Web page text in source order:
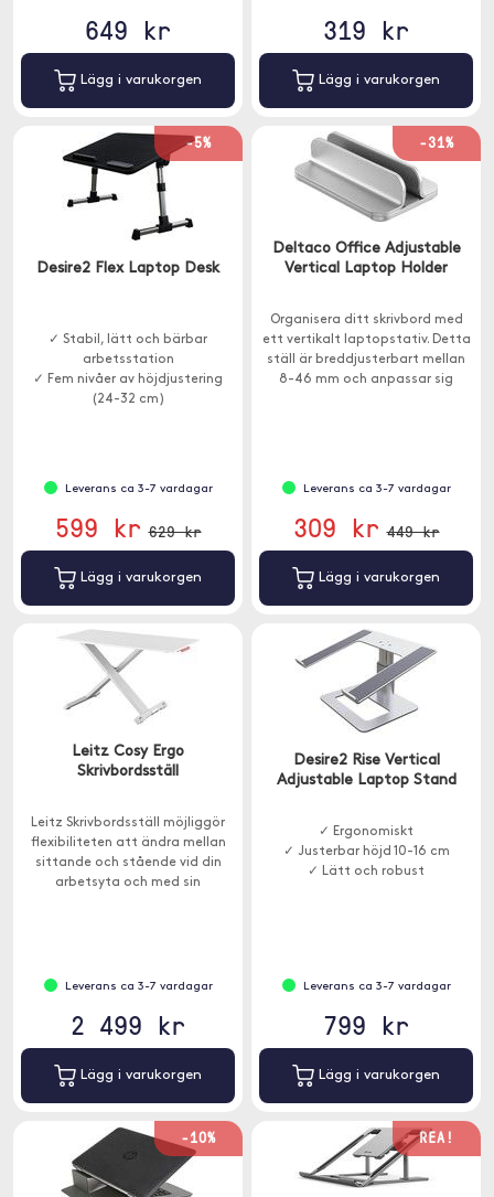
649 kr
Lägg i varukorgen
319 kr
Lägg i varukorgen
-5%
Desire2 Flex Laptop Desk
✓ Stabil, lätt och bärbar
arbetsstation
✓ Fem nivåer av höjdjustering
(24-32 cm)
Leverans ca 3-7 vardagar
599 kr 629 kr
Lägg i varukorgen
-31%
Deltaco Office Adjustable
Vertical Laptop Holder
Organisera ditt skrivbord med
ett vertikalt laptopstativ. Detta
ställ är breddjusterbart mellan
8-46 mm och anpassar sig
Leverans ca 3-7 vardagar
309 kr 449 kr
Lägg i varukorgen
Leitz Cosy Ergo
Skrivbordsställ
Leitz Skrivbordsställ möjliggör
flexibiliteten att ändra mellan
sittande och stående vid din
arbetsyta och med sin
Leverans ca 3-7 vardagar
2 499 kr
Lägg i varukorgen
Desire2 Rise Vertical
Adjustable Laptop Stand
✓ Ergonomiskt
✓ Justerbar höjd 10-16 cm
✓ Lätt och robust
Leverans ca 3-7 vardagar
799 kr
Lägg i varukorgen
-10% REA!